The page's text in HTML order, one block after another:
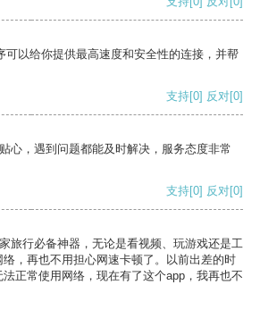
可以给你提供最高速度和安全性的连接，并帮
支持[0] 反对[0]
心，遇到问题都能及时解决，服务态度非常
支持[0] 反对[0]
旅行必备神器，无论是看视频、玩游戏还是工
，再也不用担心网速卡顿了。以前出差的时
正常使用网络，现在有了这个app，我再也不